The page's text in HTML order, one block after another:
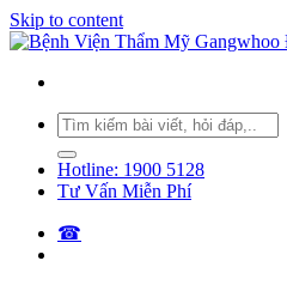
Skip to content
Hotline: 1900 5128
Tư Vấn Miễn Phí
☎︎